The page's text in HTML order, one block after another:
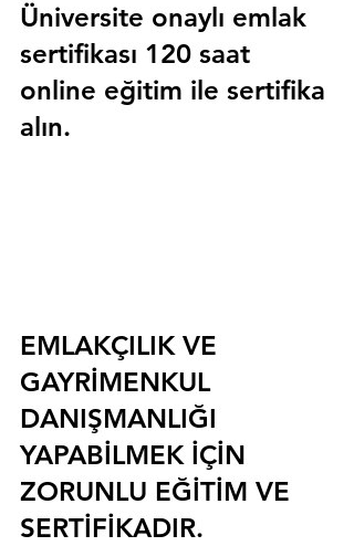
Üniversite onaylı emlak
sertifikası 120 saat
online eğitim ile sertifika
alın.
EMLAKÇILIK VE
GAYRİMENKUL
DANIŞMANLIĞI
YAPABİLMEK İÇİN
ZORUNLU EĞİTİM VE
SERTİFİKADIR.